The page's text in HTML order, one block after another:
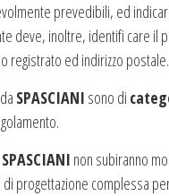
prevedibili, ed
deve, inoltre, identifi care il
registrato ed indirizzo postale.
SPASCIANI sono di
non subiranno
progettazione complessa